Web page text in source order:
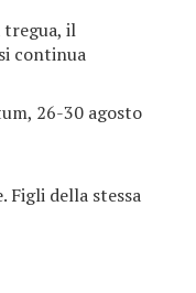
tregua, il
continua
26-30 agosto
Figli della stessa